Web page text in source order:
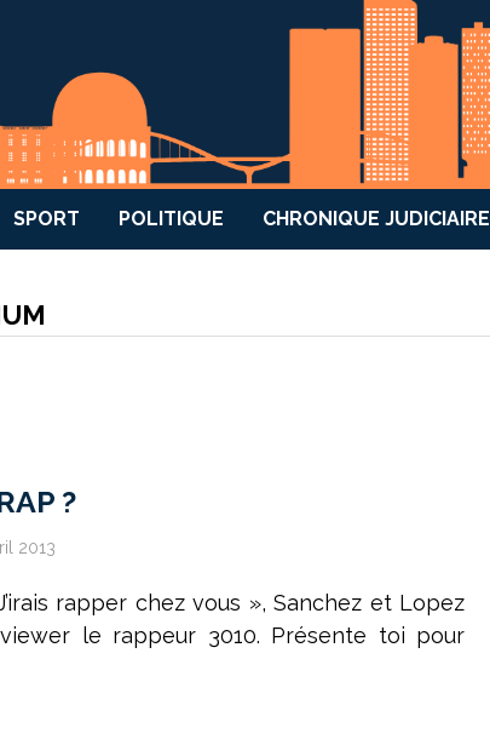
SPORT POLITIQUE CHRONIQUE JUDICIAIRE
?
2013
rapper chez vous », Sanchez et Lopez
le rappeur 3010. Présente toi pour